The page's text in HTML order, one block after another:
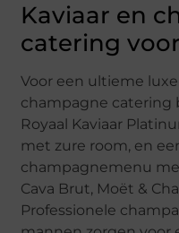
Kaviaar en
catering
Voor een ultieme
champagne catering
Royaal Kaviaar
met zure room, en
champagnemenu
Cava Brut, Moët &
Professionele